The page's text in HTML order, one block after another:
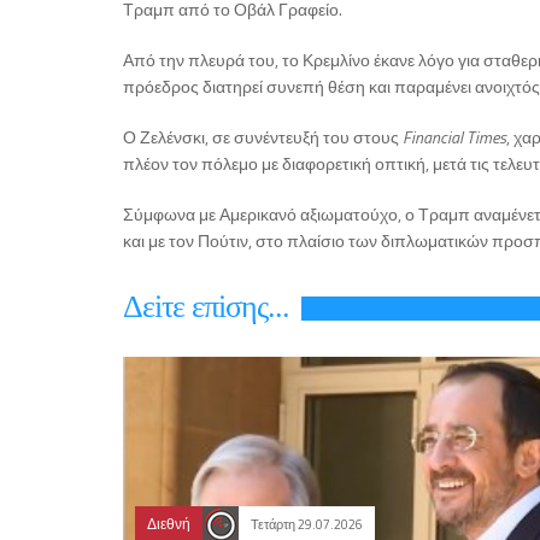
Τραμπ από το Οβάλ Γραφείο.
Από την πλευρά του, το Κρεμλίνο έκανε λόγο για
πρόεδρος διατηρεί συνεπή θέση και παραμένει
Ο Ζελένσκι, σε συνέντευξή του στους Financial Times,
πλέον τον πόλεμο με διαφορετική οπτική, μετά τις
Σύμφωνα με Αμερικανό αξιωματούχο, ο Τραμπ
και με τον Πούτιν, στο πλαίσιο των διπλωματικών
Δεiτε επiσης...
Διεθνή Τετάρτη 29.07.2026